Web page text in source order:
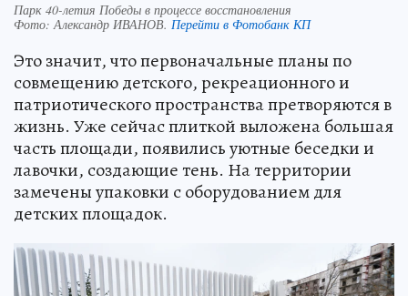
Парк 40-летия Победы в процессе восстановления
Фото:Александр ИВАНОВ. Перейти в Фотобанк КП
Это значит, что первоначальные планы по
совмещению детского, рекреационного и
патриотического пространства претворяются в
жизнь. Уже сейчас плиткой выложена большая
часть площади, появились уютные беседки и
лавочки, создающие тень. На территории
замечены упаковки с оборудованием для
детских площадок.